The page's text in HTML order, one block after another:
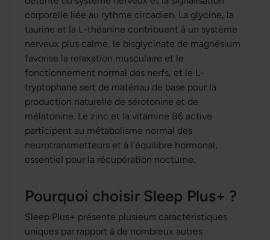
corporelle liée au rythme circadien. La glycine, la
taurine et la L-théanine contribuent à un système
nerveux plus calme, le bisglycinate de magnésium
favorise la relaxation musculaire et le
fonctionnement normal des nerfs, et le L-
tryptophane sert de matériau de base pour la
production naturelle de sérotonine et de
mélatonine. Le zinc et la vitamine B6 active
participent au métabolisme normal des
neurotransmetteurs et à l’équilibre hormonal,
essentiel pour la récupération nocturne.
Pourquoi choisir Sleep Plus+ ?
Sleep Plus+ présente plusieurs caractéristiques
uniques par rapport à de nombreux autres